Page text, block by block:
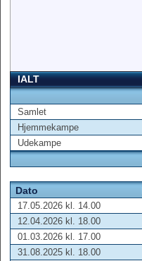
IALT
Samlet
Hjemmekampe
Udekampe
Dato
17.05.2026 kl. 14.00
12.04.2026 kl. 18.00
01.03.2026 kl. 17.00
31.08.2025 kl. 18.00